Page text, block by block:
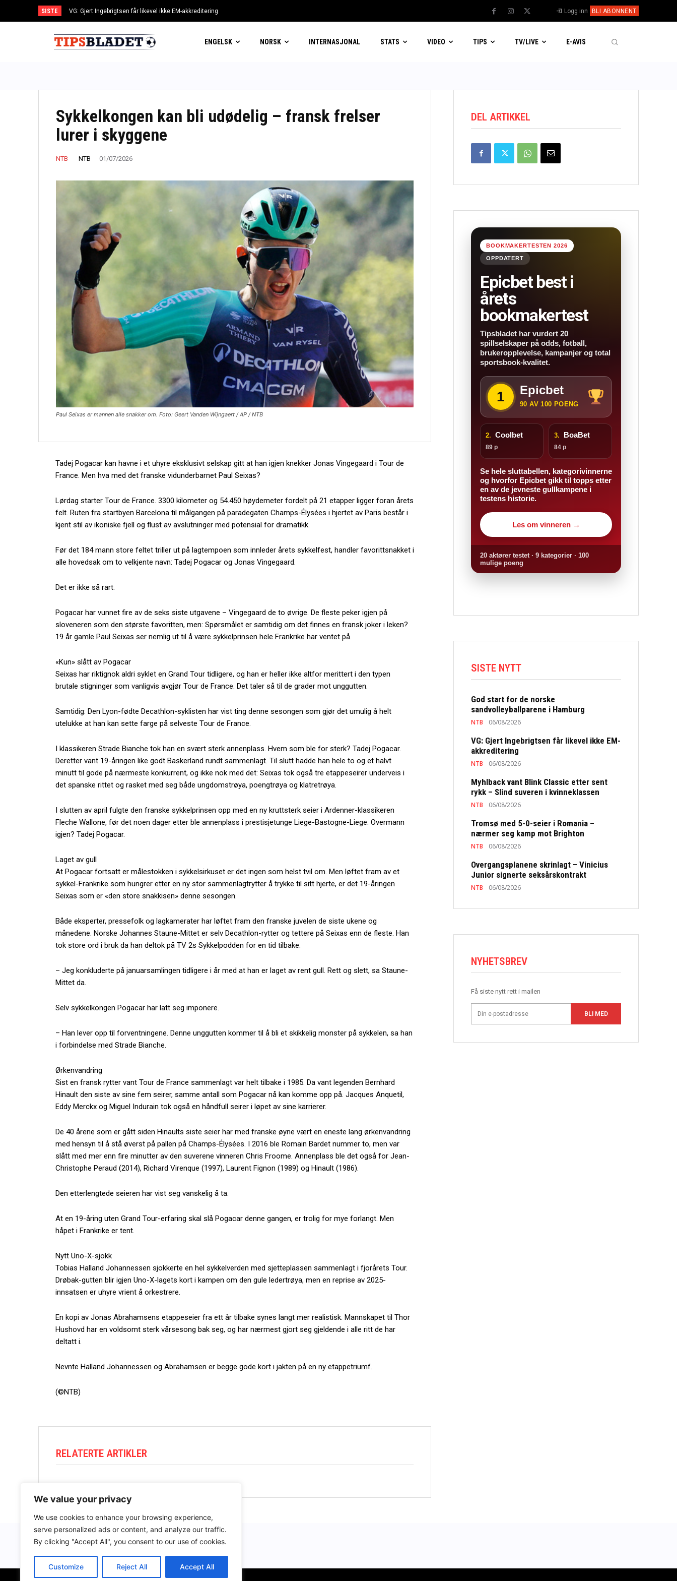
We value your privacy
We use cookies to enhance your browsing experience,
serve personalized ads or content, and analyze our traffic.
By clicking "Accept All", you consent to our use of cookies.
Customize Reject All Accept All
SISTE VG: Gjert Ingebrigtsen får likevel ikke EM-akkreditering
Myhlback vant Blink Classic etter sent rykk – Slind suveren i kvinneklassen Logg inn BLI ABONNENT
ENGELSK NORSK INTERNASJONAL STATS VIDEO TIPS TV/LIVE E-AVIS
Sykkelkongen kan bli udødelig – fransk frelser
lurer i skyggene
NTB NTB 01/07/2026
Paul Seixas er mannen alle snakker om. Foto: Geert Vanden Wijngaert / AP / NTB
Tadej Pogacar kan havne i et uhyre eksklusivt selskap gitt at han igjen knekker Jonas Vingegaard i Tour de
France. Men hva med det franske vidunderbarnet Paul Seixas?
Lørdag starter Tour de France. 3300 kilometer og 54.450 høydemeter fordelt på 21 etapper ligger foran årets
felt. Ruten fra startbyen Barcelona til målgangen på paradegaten Champs-Élysées i hjertet av Paris består i
kjent stil av ikoniske fjell og flust av avslutninger med potensial for dramatikk.
Før det 184 mann store feltet triller ut på lagtempoen som innleder årets sykkelfest, handler favorittsnakket i
alle hovedsak om to velkjente navn: Tadej Pogacar og Jonas Vingegaard.
Det er ikke så rart.
Pogacar har vunnet fire av de seks siste utgavene – Vingegaard de to øvrige. De fleste peker igjen på
sloveneren som den største favoritten, men: Spørsmålet er samtidig om det finnes en fransk joker i leken?
19 år gamle Paul Seixas ser nemlig ut til å være sykkelprinsen hele Frankrike har ventet på.
«Kun» slått av Pogacar
Seixas har riktignok aldri syklet en Grand Tour tidligere, og han er heller ikke altfor merittert i den typen
brutale stigninger som vanligvis avgjør Tour de France. Det taler så til de grader mot unggutten.
Samtidig: Den Lyon-fødte Decathlon-syklisten har vist ting denne sesongen som gjør det umulig å helt
utelukke at han kan sette farge på selveste Tour de France.
I klassikeren Strade Bianche tok han en svært sterk annenplass. Hvem som ble for sterk? Tadej Pogacar.
Deretter vant 19-åringen like godt Baskerland rundt sammenlagt. Til slutt hadde han hele to og et halvt
minutt til gode på nærmeste konkurrent, og ikke nok med det: Seixas tok også tre etappeseirer underveis i
det spanske rittet og rasket med seg både ungdomstrøya, poengtrøya og klatretrøya.
I slutten av april fulgte den franske sykkelprinsen opp med en ny kruttsterk seier i Ardenner-klassikeren
Fleche Wallone, før det noen dager etter ble annenplass i prestisjetunge Liege-Bastogne-Liege. Overmann
igjen? Tadej Pogacar.
Laget av gull
At Pogacar fortsatt er målestokken i sykkelsirkuset er det ingen som helst tvil om. Men løftet fram av et
sykkel-Frankrike som hungrer etter en ny stor sammenlagtrytter å trykke til sitt hjerte, er det 19-åringen
Seixas som er «den store snakkisen» denne sesongen.
Både eksperter, pressefolk og lagkamerater har løftet fram den franske juvelen de siste ukene og
månedene. Norske Johannes Staune-Mittet er selv Decathlon-rytter og tettere på Seixas enn de fleste. Han
tok store ord i bruk da han deltok på TV 2s Sykkelpodden for en tid tilbake.
– Jeg konkluderte på januarsamlingen tidligere i år med at han er laget av rent gull. Rett og slett, sa Staune-
Mittet da.
Selv sykkelkongen Pogacar har latt seg imponere.
– Han lever opp til forventningene. Denne unggutten kommer til å bli et skikkelig monster på sykkelen, sa han
i forbindelse med Strade Bianche.
Ørkenvandring
Sist en fransk rytter vant Tour de France sammenlagt var helt tilbake i 1985. Da vant legenden Bernhard
Hinault den siste av sine fem seirer, samme antall som Pogacar nå kan komme opp på. Jacques Anquetil,
Eddy Merckx og Miguel Indurain tok også en håndfull seirer i løpet av sine karrierer.
De 40 årene som er gått siden Hinaults siste seier har med franske øyne vært en eneste lang ørkenvandring
med hensyn til å stå øverst på pallen på Champs-Élysées. I 2016 ble Romain Bardet nummer to, men var
slått med mer enn fire minutter av den suverene vinneren Chris Froome. Annenplass ble det også for Jean-
Christophe Peraud (2014), Richard Virenque (1997), Laurent Fignon (1989) og Hinault (1986).
Den etterlengtede seieren har vist seg vanskelig å ta.
At en 19-åring uten Grand Tour-erfaring skal slå Pogacar denne gangen, er trolig for mye forlangt. Men
håpet i Frankrike er tent.
Nytt Uno-X-sjokk
Tobias Halland Johannessen sjokkerte en hel sykkelverden med sjetteplassen sammenlagt i fjorårets Tour.
Drøbak-gutten blir igjen Uno-X-lagets kort i kampen om den gule ledertrøya, men en reprise av 2025-
innsatsen er uhyre vrient å orkestrere.
En kopi av Jonas Abrahamsens etappeseier fra ett år tilbake synes langt mer realistisk. Mannskapet til Thor
Hushovd har en voldsomt sterk vårsesong bak seg, og har nærmest gjort seg gjeldende i alle ritt de har
deltatt i.
Nevnte Halland Johannessen og Abrahamsen er begge gode kort i jakten på en ny etappetriumf.
(©NTB)
RELATERTE ARTIKLER
DEL ARTIKKEL
BOOKMAKERTESTEN 2026
OPPDATERT
Epicbet best i
årets
bookmakertest
Tipsbladet har vurdert 20
spillselskaper på odds, fotball,
brukeropplevelse, kampanjer og total
sportsbook-kvalitet.
1 Epicbet
90 AV 100 POENG
2. Coolbet
89 p
3. BoaBet
84 p
Se hele sluttabellen, kategorivinnerne
og hvorfor Epicbet gikk til topps etter
en av de jevneste gullkampene i
testens historie.
Les om vinneren →
20 aktører testet · 9 kategorier · 100
mulige poeng
SISTE NYTT
God start for de norske
sandvolleyballparene i Hamburg
NTB 06/08/2026
VG: Gjert Ingebrigtsen får likevel ikke EM-
akkreditering
NTB 06/08/2026
Myhlback vant Blink Classic etter sent
rykk – Slind suveren i kvinneklassen
NTB 06/08/2026
Tromsø med 5-0-seier i Romania –
nærmer seg kamp mot Brighton
NTB 06/08/2026
Overgangsplanene skrinlagt – Vinicius
Junior signerte seksårskontrakt
NTB 06/08/2026
NYHETSBREV
Få siste nytt rett i mailen
BLI MED